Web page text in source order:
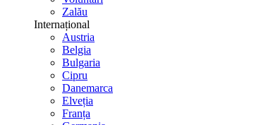
Zalău
Internațional
Austria
Belgia
Bulgaria
Cipru
Danemarca
Elveția
Franța